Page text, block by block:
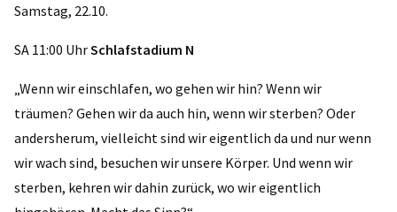
Samstag, 22.10.
SA 11:00 UhrSchlafstadium N
„Wenn wir einschlafen, wo gehen wir hin? Wenn wir
träumen? Gehen wir da auch hin, wenn wir sterben? Oder
andersherum, vielleicht sind wir eigentlich da und nur wenn
wir wach sind, besuchen wir unsere Körper. Und wenn wir
sterben, kehren wir dahin zurück, wo wir eigentlich